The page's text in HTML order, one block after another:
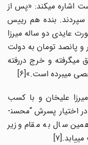
اشاره می­کند: «پس از
بنده هم رییس
عایدی دو ساله میرزا
پانصد تومان به دولت
و خرج دررفته
است.»[۶]
علیخان و با کسب
اجازه از شاه لقب او؛ یعنی منشی­حضور در اختیار پسرش “محسن­
سال به مقام وزیر